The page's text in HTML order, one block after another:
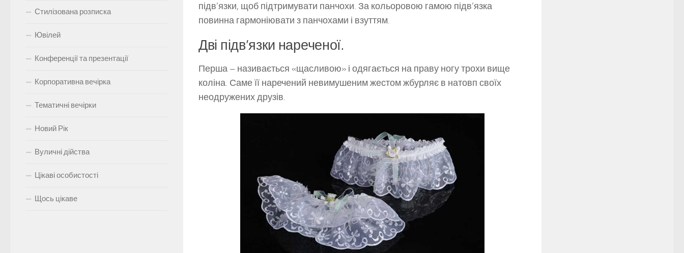
підв’язки, щоб підтримувати панчохи. За кольоровою гамою підв’язка
повинна гармоніювати з панчохами і взуттям.
Дві підв’язки нареченої.
Перша – називається «щасливою» і одягається на праву ногу трохи вище
коліна. Саме її наречений невимушеним жестом жбурляє в натовп своїх
неодружених друзів.
Стилізована розписка
Ювілей
Конференції та презентації
Корпоративна вечірка
Тематичні вечірки
Новий Рік
Вуличні дійства
Цікаві особистості
Щось цікаве